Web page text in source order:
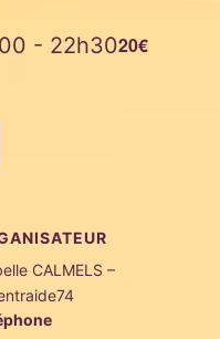
- 22h3020€
CALMELS –